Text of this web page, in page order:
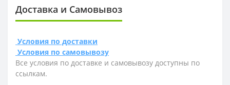
Доставка и Самовывоз
Условия по доставки
Условия по самовывозу
Все условия по доставке и самовывозу доступны по
ссылкам.